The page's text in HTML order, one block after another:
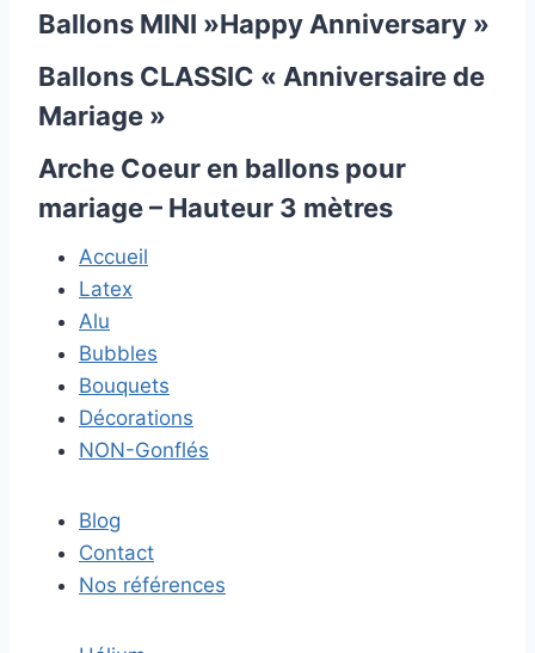
Ballons MINI »Happy Anniversary »
Ballons CLASSIC « Anniversaire de
Mariage »
Arche Coeur en ballons pour
mariage – Hauteur 3 mètres
Accueil
Latex
Alu
Bubbles
Bouquets
Décorations
NON-Gonflés
Blog
Contact
Nos références